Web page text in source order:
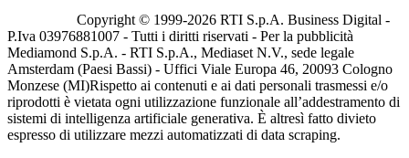
Copyright © 1999-2026 RTI S.p.A. Business Digital -
P.Iva 03976881007 - Tutti i diritti riservati - Per la pubblicità
Mediamond S.p.A. - RTI S.p.A., Mediaset N.V., sede legale
Amsterdam (Paesi Bassi) - Uffici Viale Europa 46, 20093 Cologno
Monzese (MI)Rispetto ai contenuti e ai dati personali trasmessi e/o
riprodotti è vietata ogni utilizzazione funzionale all’addestramento di
sistemi di intelligenza artificiale generativa. È altresì fatto divieto
espresso di utilizzare mezzi automatizzati di data scraping.